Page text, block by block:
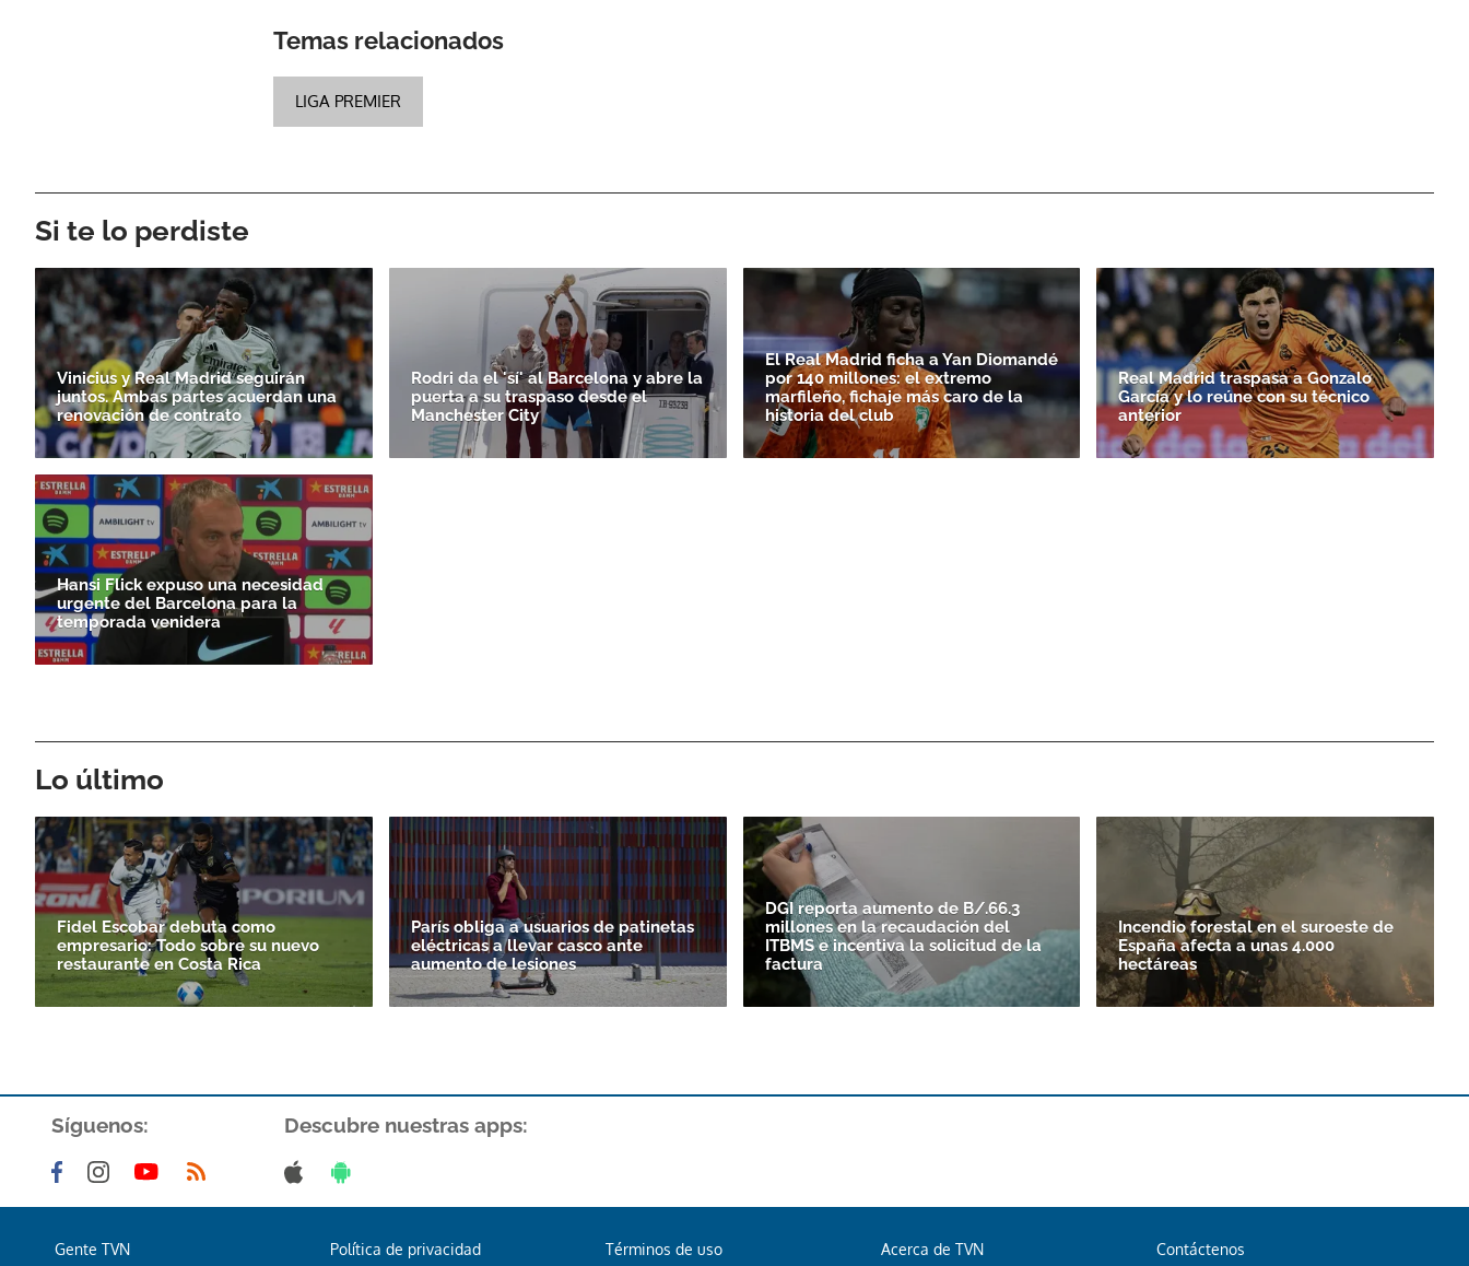
Temas relacionados
LIGA PREMIER
Si te lo perdiste
Vinicius y Real Madrid seguirán
juntos. Ambas partes acuerdan una
renovación de contrato
Rodri da el 'sí' al Barcelona y abre la
puerta a su traspaso desde el
Manchester City
El Real Madrid ficha a Yan Diomandé
por 140 millones: el extremo
marfileño, fichaje más caro de la
historia del club
Real Madrid traspasa a Gonzalo
García y lo reúne con su técnico
anterior
Hansi Flick expuso una necesidad
urgente del Barcelona para la
temporada venidera
Lo último
Fidel Escobar debuta como
empresario: Todo sobre su nuevo
restaurante en Costa Rica
París obliga a usuarios de patinetas
eléctricas a llevar casco ante
aumento de lesiones
DGI reporta aumento de B/.66.3
millones en la recaudación del
ITBMS e incentiva la solicitud de la
factura
Incendio forestal en el suroeste de
España afecta a unas 4.000
hectáreas
Síguenos: Descubre nuestras apps:
Gente TVN Política de privacidad Términos de uso Acerca de TVN Contáctenos